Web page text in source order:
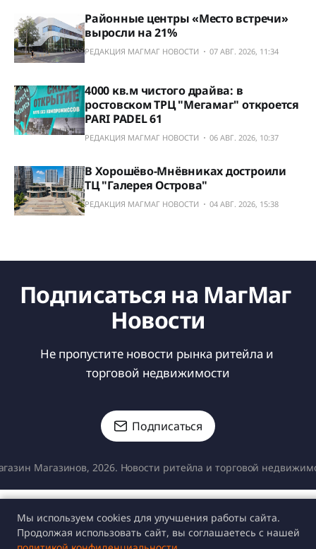
Районные центры «Место встречи»
выросли на 21%
РЕДАКЦИЯ МАГМАГ НОВОСТИ 07 АВГ. 2026, 11:34
4000 кв.м чистого драйва: в
ростовском ТРЦ "Мегамаг" откроется
PARI PADEL 61
РЕДАКЦИЯ МАГМАГ НОВОСТИ 06 АВГ. 2026, 10:37
В Хорошёво-Мнёвниках достроили
ТЦ "Галерея Острова"
РЕДАКЦИЯ МАГМАГ НОВОСТИ 04 АВГ. 2026, 15:38
Подписаться на МагМаг
Новости
Не пропустите новости рынка ритейла и
торговой недвижимости
Подписаться
Магазинов, 2026. Новости ритейла и торговой
Мы используем cookies для улучшения работы сайта.
Продолжая использовать сайт, вы соглашаетесь с нашей